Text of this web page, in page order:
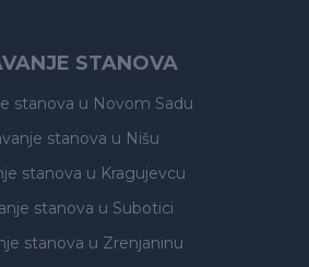
STANOVA
stanova u Novom Sadu
stanova u Nišu
stanova u Kragujevcu
stanova u Subotici
stanova u Zrenjaninu